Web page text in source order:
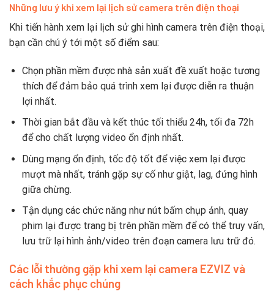
Những lưu ý khi xem lại lịch sử camera trên điện thoại
Khi tiến hành xem lại lịch sử ghi hình camera trên điện thoại,
bạn cần chú ý tới một số điểm sau:
Chọn phần mềm được nhà sản xuất đề xuất hoặc tương
thích để đảm bảo quá trình xem lại được diễn ra thuận
lợi nhất.
Thời gian bắt đầu và kết thúc tối thiểu 24h, tối đa 72h
để cho chất lượng video ổn định nhất.
Dùng mạng ổn định, tốc độ tốt để việc xem lại được
mượt mà nhất, tránh gặp sự cố như giật, lag, đứng hình
giữa chừng.
Tận dụng các chức năng như nút bấm chụp ảnh, quay
phim lại được trang bị trên phần mềm để có thể truy vấn,
lưu trữ lại hình ảnh/video trên đoạn camera lưu trữ đó.
Các lỗi thường gặp khi xem lại camera EZVIZ và
cách khắc phục chúng